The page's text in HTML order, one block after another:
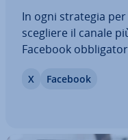
In ogni strategia
scegliere il canale
Facebook
ret­ta­men­te al
X Facebook